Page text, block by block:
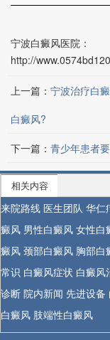
宁波白癜风医院：
http://
上一篇： 宁波治疗白
白癜风?
下一篇： 青少年患者
相关内容
来院路线 医生团队 华仁
癜风 男性白癜风 女性白
癜风 颈部白癜风 胸部白
常识 白癜风症状 白癜风
诊断 院内新闻 先进设备
白癜风 肢端性白癜风